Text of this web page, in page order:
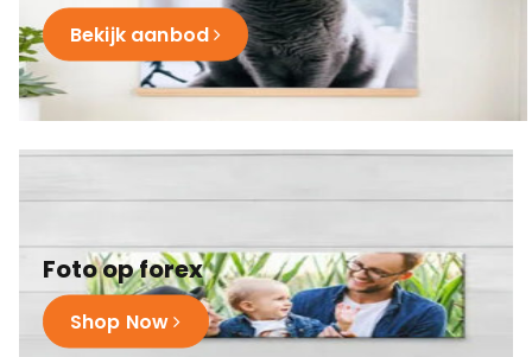
Bekijk aanbod
Foto op forex
Shop Now